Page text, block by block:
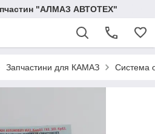
"АЛМАЗ АВТОТЕХ"
Запчастини для КАМАЗ Система